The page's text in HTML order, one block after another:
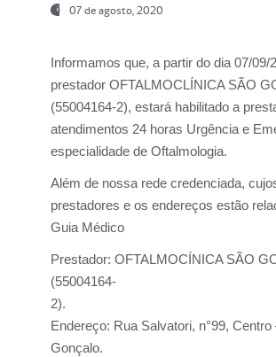
07 de agosto, 2020
Informamos que, a partir do dia07/09/
prestador OFTALMOCLÍNICA SÃO
(55004164-2), estará habilitado a
atendimentos 24 horas Urgência e
especialidade de Oftalmologia.
Além de nossa rede credenciada,
prestadores e os endereços estão
Guia Médico
Prestador: OFTALMOCÍNICA SÃO
(55004164-
Endereço: Rua Salvatori, n°99, Centro
Gonçalo.